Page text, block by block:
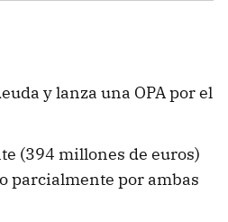
y lanza una OPA por el
(394 millones de euros)
parcialmente por ambas